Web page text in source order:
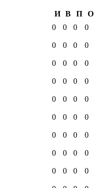
И В П
О
0 0 0 0
0 0 0 0
0 0 0 0
0 0 0 0
0 0 0 0
0 0 0 0
0 0 0 0
0 0 0 0
0 0 0 0